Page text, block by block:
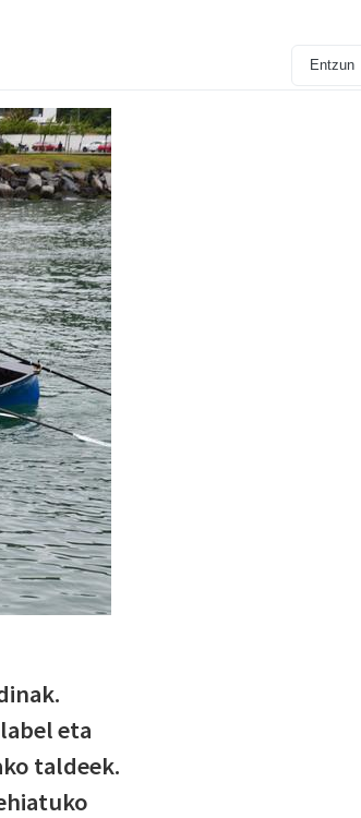
Entzun
eta
taldeek.